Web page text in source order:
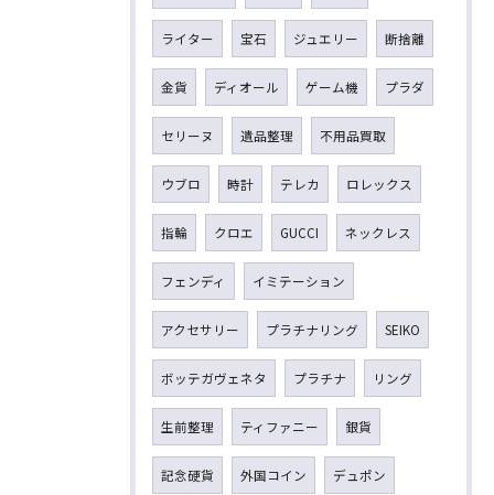
ライター 宝石 ジュエリー 断捨離
金貨 ディオール ゲーム機 プラダ
セリーヌ 遺品整理 不用品買取
ウブロ 時計 テレカ ロレックス
指輪 クロエ GUCCI ネックレス
フェンディ イミテーション
アクセサリー プラチナリング SEIKO
ボッテガヴェネタ プラチナ リング
生前整理 ティファニー 銀貨
記念硬貨 外国コイン デュポン